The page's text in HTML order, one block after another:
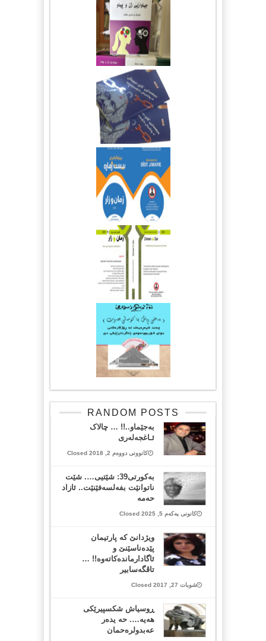
RANDOM POSTS
بەجێماو..!! … چالاک
ئـاغجەلەری
کانوونی دووەم 2, 2018 Closed
بەکورتی39: شێتیی…. شێت
ناتوانێت بفەلسەفێنێت.. ئازاد
حەمە
کانونی یەکەم 5, 2025 Closed
ویژدانێ کە پارتیمان
پێدەناسێنێ و
ئاگادارماندەکاتەوە!! …
تاڤگەسابیر
شوبات 27, 2017 Closed
ڕوسیاش شكسپیرێكی
هەیە…. حه يده‌ر
عه‌بدولره‌حمان